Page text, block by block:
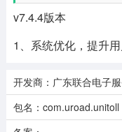
v7.4.4版本
1、系统优化，提升
开发商：广东联合电子
包名：com.uroad.unitoll